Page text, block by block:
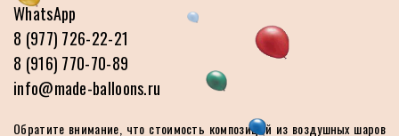
WhatsApp
8 (977) 726-22-21
8 (916) 770-70-89
info@made-balloons.ru
Обратите внимание, что стоимость композиций из воздушных шаров